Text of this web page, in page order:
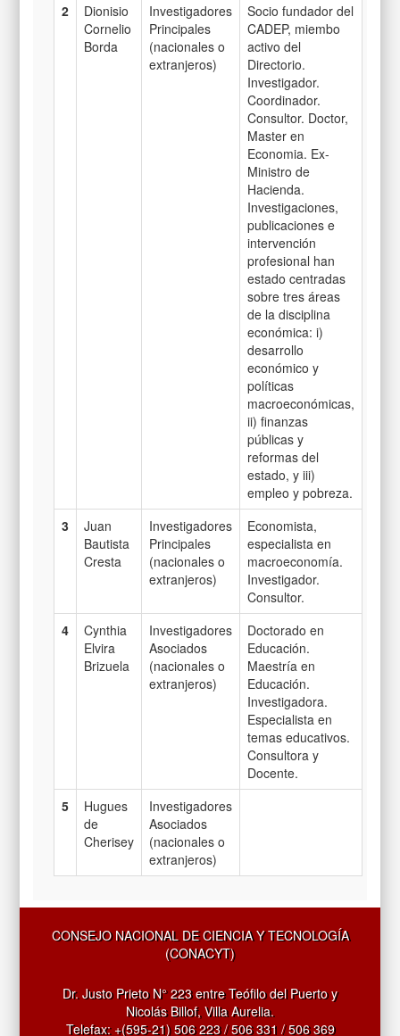
2
Dionisio
Cornelio
Borda
Investigadores
Principales
(nacionales o
extranjeros)
Socio fundador del
CADEP, miembo
activo del
Directorio.
Investigador.
Coordinador.
Consultor. Doctor,
Master en
Economia. Ex-
Ministro de
Hacienda.
Investigaciones,
publicaciones e
intervención
profesional han
estado centradas
sobre tres áreas
de la disciplina
económica: i)
desarrollo
económico y
políticas
macroeconómicas,
ii) finanzas
públicas y
reformas del
estado, y iii)
empleo y pobreza.
3
Juan
Bautista
Cresta
Investigadores
Principales
(nacionales o
extranjeros)
Economista,
especialista en
macroeconomía.
Investigador.
Consultor.
4
Cynthia
Elvira
Brizuela
Investigadores
Asociados
(nacionales o
extranjeros)
Doctorado en
Educación.
Maestría en
Educación.
Investigadora.
Especialista en
temas educativos.
Consultora y
Docente.
5
Hugues
de
Cherisey
Investigadores
Asociados
(nacionales o
extranjeros)
CONSEJO NACIONAL DE CIENCIA Y TECNOLOGÍA
(CONACYT)
Dr. Justo Prieto N° 223 entre Teófilo del Puerto y
Nicolás Billof, Villa Aurelia.
Telefax: +(595-21) 506 223 / 506 331 / 506 369